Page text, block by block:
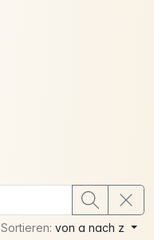
Sortieren:von a nach z